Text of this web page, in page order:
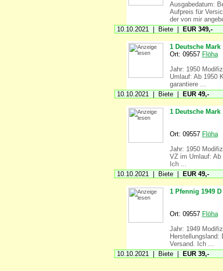
Ausgabedatum:
Aufpreis für
der von mir
10.10.2021 | Biete |
EUR 349,-
1 Deutsche Mark
Ort: 09557 Flöha
Jahr: 1950
Umlauf: Ab 1950
garantiere ...
10.10.2021 | Biete |
EUR 49,-
1 Deutsche Mark
Ort: 09557 Flöha
Jahr: 1950
VZ im Umlauf: Ab
Ich ...
10.10.2021 | Biete |
EUR 49,-
1 Pfennig 1949 D
Ort: 09557 Flöha
Jahr: 1949
Herstellungsland:
Versand. Ich ...
10.10.2021 | Biete |
EUR 39,-